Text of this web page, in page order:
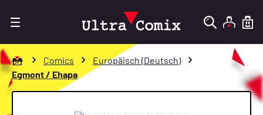
Zur Startseite gehen
Comics
Europäisch (Deutsch)
Egmont / Ehapa
Bildergalerie überspringen